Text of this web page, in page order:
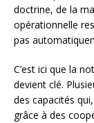
doctrine, de la
opérationnelle
pas
C’est ici que la
devient clé.
des capacités
grâce à des